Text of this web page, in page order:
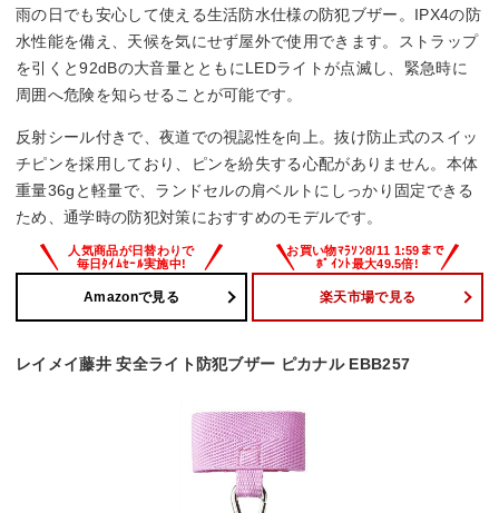
雨の日でも安心して使える生活防水仕様の防犯ブザー。IPX4の防
水性能を備え、天候を気にせず屋外で使用できます。ストラップ
を引くと92dBの大音量とともにLEDライトが点滅し、緊急時に
周囲へ危険を知らせることが可能です。
反射シール付きで、夜道での視認性を向上。抜け防止式のスイッ
チピンを採用しており、ピンを紛失する心配がありません。本体
重量36gと軽量で、ランドセルの肩ベルトにしっかり固定できる
ため、通学時の防犯対策におすすめのモデルです。
Amazonで見る 楽天市場で見る
レイメイ藤井 安全ライト防犯ブザー ピカナル EBB257